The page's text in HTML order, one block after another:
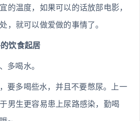
的温度，如果可以的话放部电影，
，就可以做爱做的事情了。
饮食起居
多喝水。
要多喝些水，并且不要憋尿。上一
男生更容易患上尿路感染，勤喝